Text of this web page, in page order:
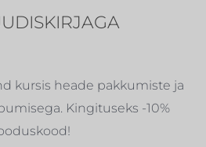
kursis heade pakkumiste ja
Kingituseks -10%